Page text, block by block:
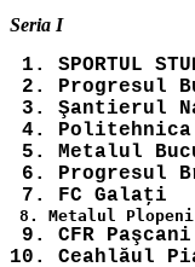
1. SPORTUL
2. Progresul
3. Şantierul
4.
5. Metalul
6.
7. FC
9. CFR
10. Ceahlăul